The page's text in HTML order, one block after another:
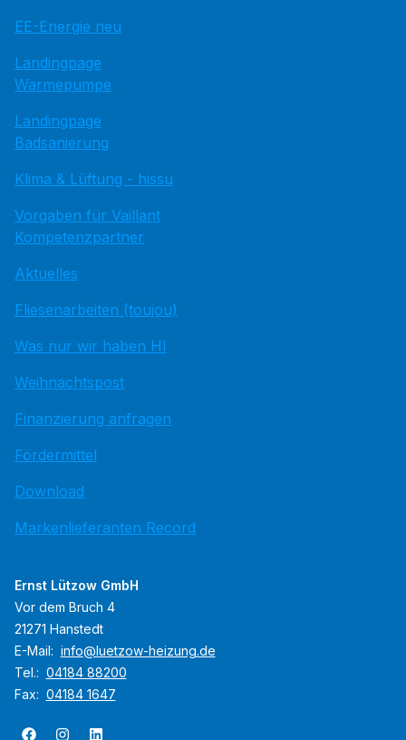
EE-Energie neu
Landingpage
Wärmepumpe
Landingpage
Badsanierung
Klima & Lüftung - hissu
Vorgaben für Vaillant
Kompetenzpartner
Aktuelles
Fliesenarbeiten (toujou)
Was nur wir haben HI
Weihnachtspost
Finanzierung anfragen
Fördermittel
Download
Markenlieferanten Record
Ernst Lützow GmbH
Vor dem Bruch 4
21271 Hanstedt
E-Mail: info@luetzow-heizung.de
Tel.: 04184 88200
Fax: 04184 1647